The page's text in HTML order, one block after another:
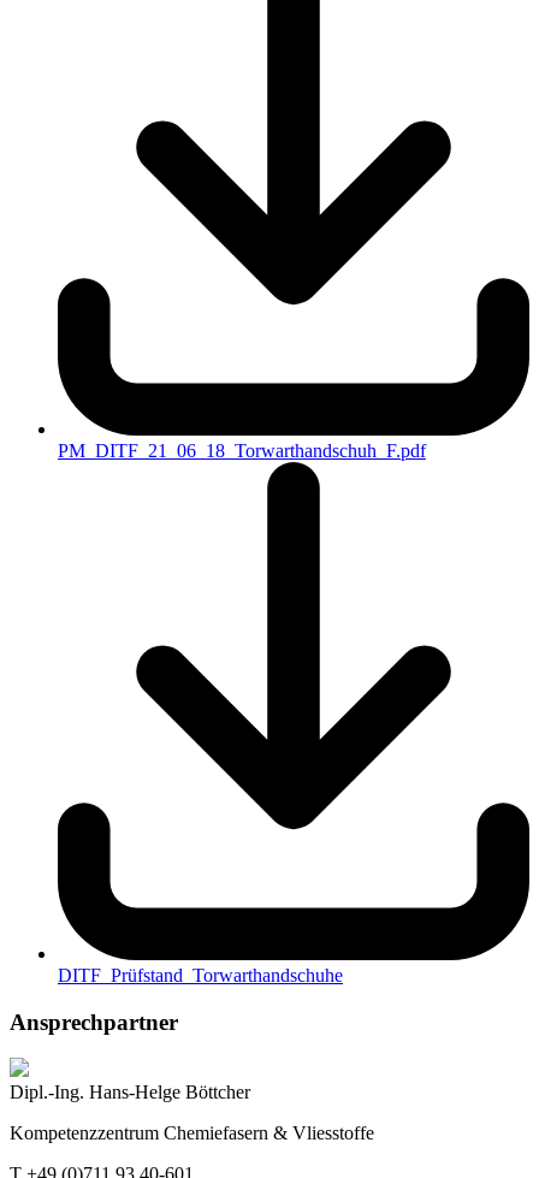
PM_DITF_21_06_18_Torwarthandschuh_F.pdf
DITF_Prüfstand_Torwarthandschuhe
Ansprechpartner
Dipl.-Ing. Hans-Helge Böttcher
Kompetenzzentrum Chemiefasern & Vliesstoffe